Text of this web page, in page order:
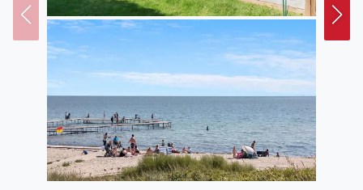
Hauptstraße, aber dennoch in kurzer Entfernung zu
Geschäften, Restaurants und nur 700 Meter vom
Strand entfernt.